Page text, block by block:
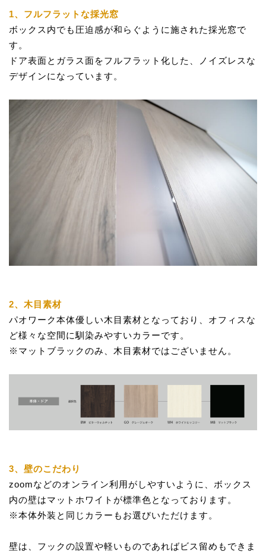
1、フルフラットな採光窓
ボックス内でも圧迫感が和らぐように施された採光窓で
す。
ドア表面とガラス面をフルフラット化した、ノイズレスな
デザインになっています。
2、木目素材
パオワーク本体優しい木目素材となっており、オフィスな
ど様々な空間に馴染みやすいカラーです。
※マットブラックのみ、木目素材ではございません。
3、壁のこだわり
zoomなどのオンライン利用がしやすいように、ボックス
内の壁はマットホワイトが標準色となっております。
※本体外装と同じカラーもお選びいただけます。
壁は、フックの設置や軽いものであればビス留めもできま